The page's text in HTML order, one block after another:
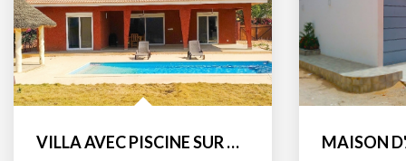
VILLA AVEC PISCINE SUR GRAND TERRAIN ARBORE EN BAIL DANS...